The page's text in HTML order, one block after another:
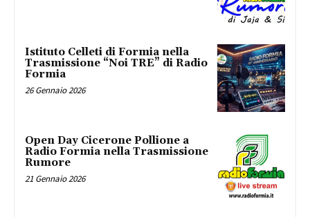
Istituto Celleti di Formia nella
Trasmissione “Noi TRE” di Radio
Formia
26 Gennaio 2026
Open Day Cicerone Pollione a
Radio Formia nella Trasmissione
Rumore
21 Gennaio 2026